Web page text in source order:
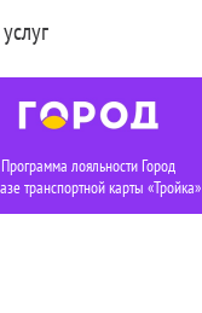
Программа лояльности Город
транспортной карты «Тройка»